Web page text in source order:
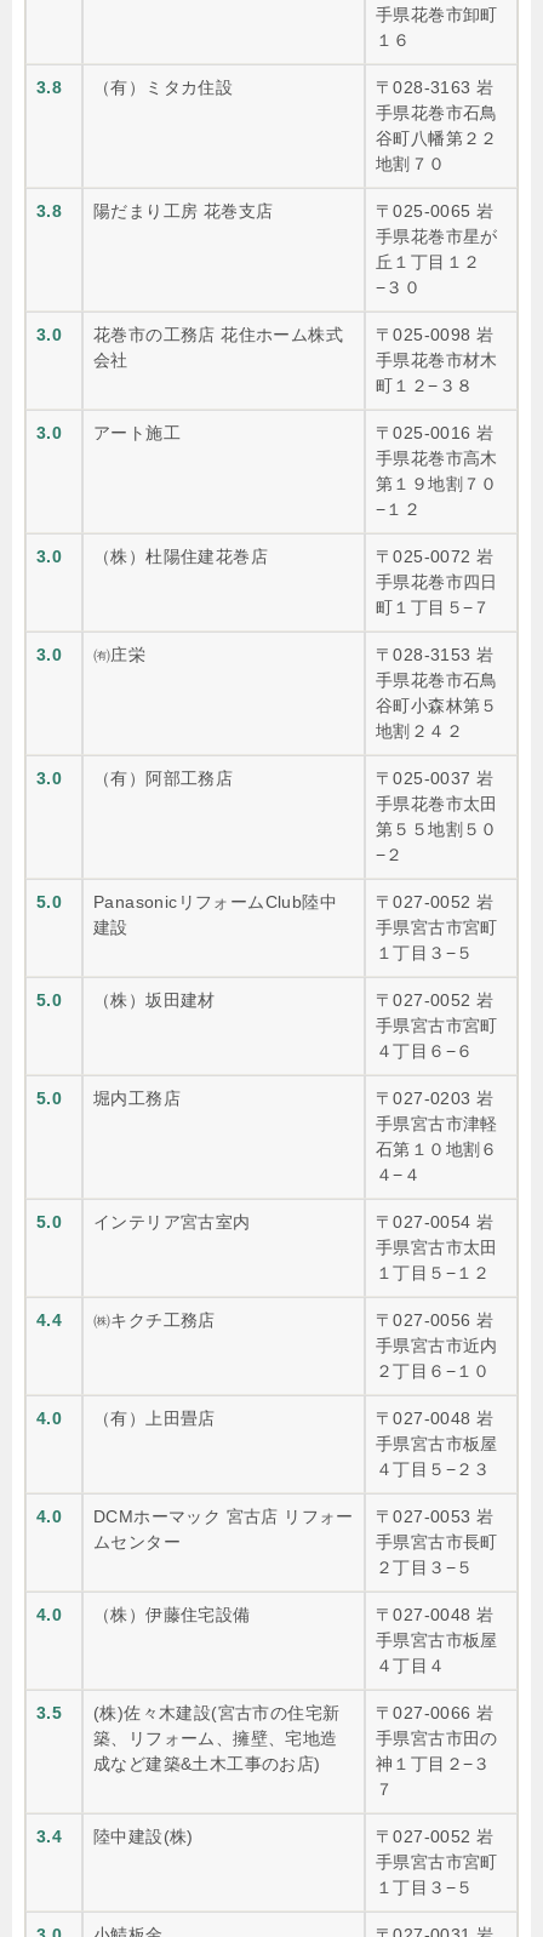
手県花巻市卸町
１６
3.8 （有）ミタカ住設
〒028-3163 岩
手県花巻市石鳥
谷町八幡第２２
地割７０
3.8 陽だまり工房 花巻支店
〒025-0065 岩
手県花巻市星が
丘１丁目１２
−３０
3.0
花巻市の工務店 花住ホーム株式
会社
〒025-0098 岩
手県花巻市材木
町１２−３８
3.0 アート施工
〒025-0016 岩
手県花巻市高木
第１９地割７０
−１２
3.0 （株）杜陽住建花巻店
〒025-0072 岩
手県花巻市四日
町１丁目５−７
3.0 ㈲庄栄
〒028-3153 岩
手県花巻市石鳥
谷町小森林第５
地割２４２
3.0 （有）阿部工務店
〒025-0037 岩
手県花巻市太田
第５５地割５０
−２
5.0
PanasonicリフォームClub陸中
建設
〒027-0052 岩
手県宮古市宮町
１丁目３−５
5.0 （株）坂田建材
〒027-0052 岩
手県宮古市宮町
４丁目６−６
5.0 堀内工務店
〒027-0203 岩
手県宮古市津軽
石第１０地割６
４−４
5.0 インテリア宮古室内
〒027-0054 岩
手県宮古市太田
１丁目５−１２
4.4 ㈱キクチ工務店
〒027-0056 岩
手県宮古市近内
２丁目６−１０
4.0 （有）上田畳店
〒027-0048 岩
手県宮古市板屋
４丁目５−２３
4.0
DCMホーマック 宮古店 リフォー
ムセンター
〒027-0053 岩
手県宮古市長町
２丁目３−５
4.0 （株）伊藤住宅設備
〒027-0048 岩
手県宮古市板屋
４丁目４
3.5
(株)佐々木建設(宮古市の住宅新
築、リフォーム、擁壁、宅地造
成など建築&土木工事のお店)
〒027-0066 岩
手県宮古市田の
神１丁目２−３
７
3.4 陸中建設(株)
〒027-0052 岩
手県宮古市宮町
１丁目３−５